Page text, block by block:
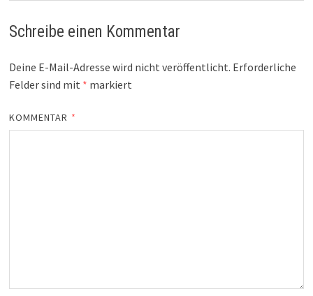
Schreibe einen Kommentar
Deine E-Mail-Adresse wird nicht veröffentlicht. Erforderliche
Felder sind mit * markiert
KOMMENTAR *